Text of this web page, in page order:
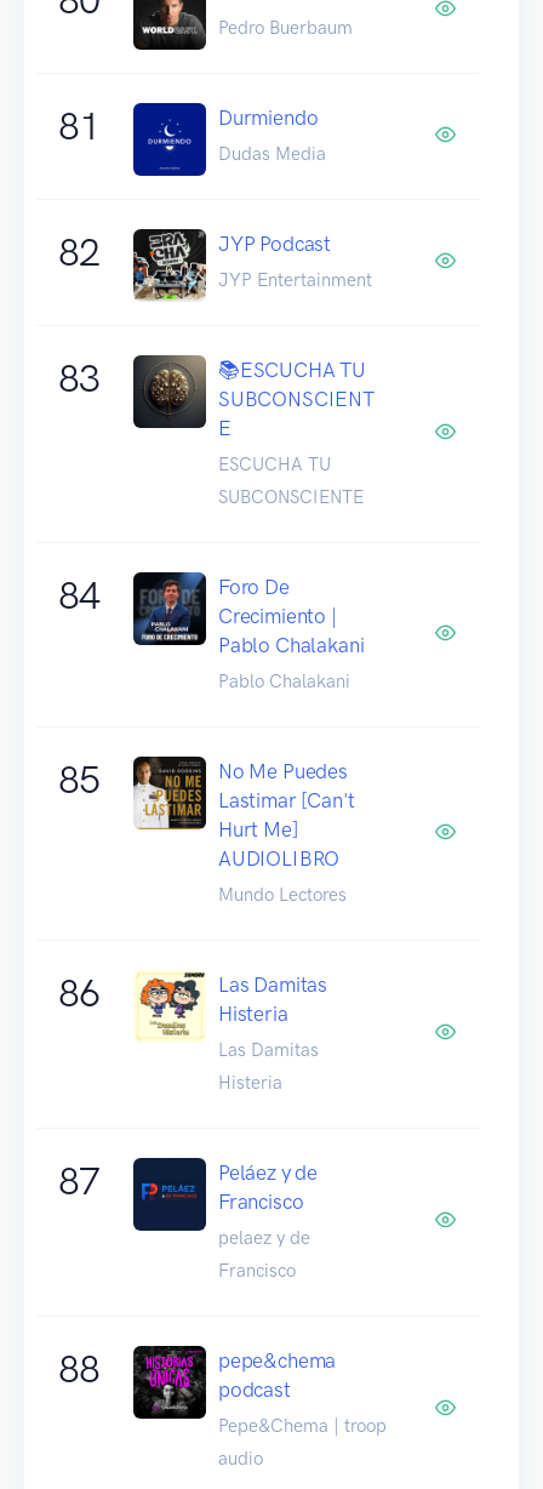
Pedro Buerbaum
81 Durmiendo
Dudas Media
82 JYP Podcast
JYP Entertainment
83
📚ESCUCHA TU
SUBCONSCIENT
E
ESCUCHA TU
SUBCONSCIENTE
84
Foro De
Crecimiento |
Pablo Chalakani
Pablo Chalakani
85
No Me Puedes
Lastimar [Can't
Hurt Me]
AUDIOLIBRO
Mundo Lectores
86
Las Damitas
Histeria
Las Damitas
Histeria
87
Peláez y de
Francisco
pelaez y de
Francisco
88
pepe&chema
podcast
Pepe&Chema | troop
audio